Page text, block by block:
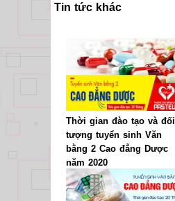
Tin tức khác
Thời gian đào tạo và đối
tượng tuyển sinh Văn
bằng 2 Cao đẳng Dược
năm 2020